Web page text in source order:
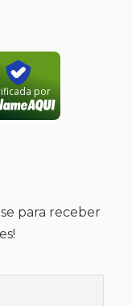
por
para receber